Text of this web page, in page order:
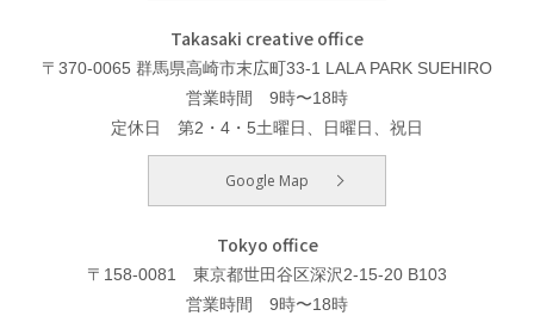
Takasaki creative office
〒370-0065 群馬県高崎市末広町33-1 LALA PARK SUEHIRO
営業時間 9時〜18時
定休日 第2・4・5土曜日、日曜日、祝日
Google Map
Tokyo office
〒158-0081 東京都世田谷区深沢2-15-20 B103
営業時間 9時〜18時